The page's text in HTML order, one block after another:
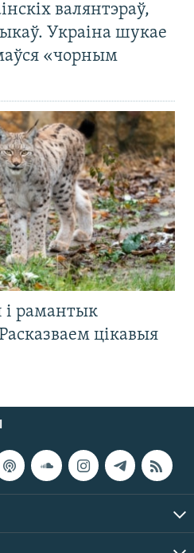
валянтэраў,
Украіна шукае
«чорным
рамантык
цікавыя